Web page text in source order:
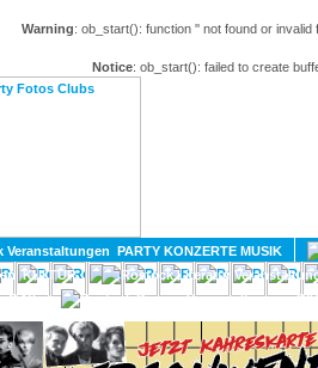
Warning: ob_start(): function '' not found or
Notice: ob_start(): failed to create
PARTY KONZERTE MUSIK
KULTUR
GAY